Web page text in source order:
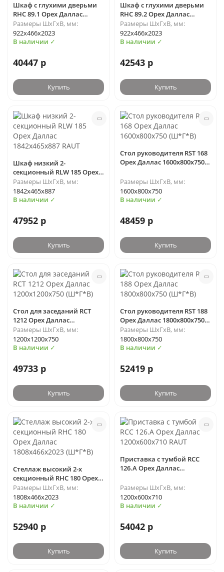
Шкаф с глухими дверьми
RHC 89.1 Орех Даллас
922х466х2023 (Ш*Г*В)
Размеры ШхГхВ, мм:
922х466х2023
В наличии ✓
40447 р
Купить
Шкаф с глухими дверьми
RHC 89.2 Орех Даллас
922х466х2023 (Ш*Г*В)
Размеры ШхГхВ, мм:
922х466х2023
В наличии ✓
42543 р
Купить
Шкаф низкий 2-
секционный RLW 185 Орех
Даллас 1842х465х887 RAUT
Размеры ШхГхВ, мм:
1842х465х887
В наличии ✓
47952 р
Купить
Стол руководителя RST 168
Орех Даллас 1600х800х750
Размеры ШхГхВ, мм:
1600х800х750
В наличии ✓
48459 р
Купить
Стол для заседаний RCT
1212 Орех Даллас
1200х1200х750 (Ш*Г*В)
Размеры ШхГхВ, мм:
1200х1200х750
В наличии ✓
49733 р
Купить
Стол руководителя RST 188
Орех Даллас 1800х800х750
(Ш*Г*В)
Размеры ШхГхВ, мм:
1800х800х750
В наличии ✓
52419 р
Купить
Стеллаж высокий 2-х
секционный RHC 180 Орех
Даллас 1808х466х2023
(Ш*Г*В)
Размеры ШхГхВ, мм:
1808х466х2023
В наличии ✓
52940 р
Купить
Приставка с тумбой RCC
126.A Орех Даллас
Размеры ШхГхВ, мм:
1200х600х710
В наличии ✓
54042 р
Купить